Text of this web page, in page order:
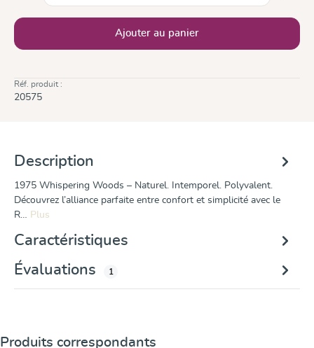
Ajouter au panier
Réf. produit :
20575
Description
1975 Whispering Woods – Naturel. Intemporel. Polyvalent.
Découvrez l’alliance parfaite entre confort et simplicité avec le
R… Plus
Caractéristiques
Évaluations
1
Ignorer la galerie de produits
Produits correspondants